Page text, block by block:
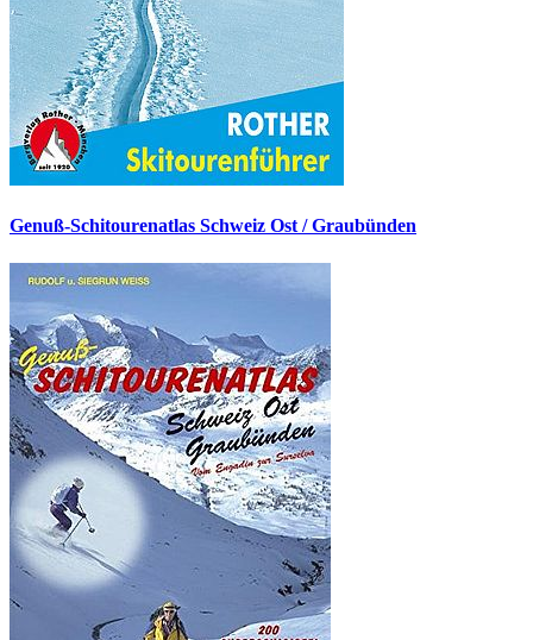
Genuß-Schitourenatlas Schweiz Ost / Graubünden